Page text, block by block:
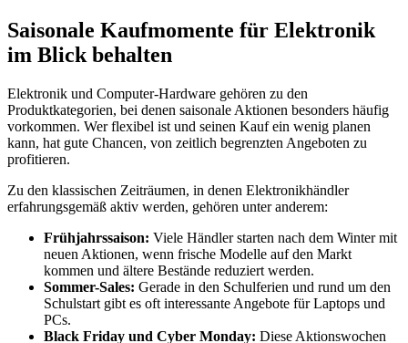
Saisonale Kaufmomente für Elektronik
im Blick behalten
Elektronik und Computer-Hardware gehören zu den
Produktkategorien, bei denen saisonale Aktionen besonders häufig
vorkommen. Wer flexibel ist und seinen Kauf ein wenig planen
kann, hat gute Chancen, von zeitlich begrenzten Angeboten zu
profitieren.
Zu den klassischen Zeiträumen, in denen Elektronikhändler
erfahrungsgemäß aktiv werden, gehören unter anderem:
Frühjahrssaison: Viele Händler starten nach dem Winter mit
neuen Aktionen, wenn frische Modelle auf den Markt
kommen und ältere Bestände reduziert werden.
Sommer-Sales: Gerade in den Schulferien und rund um den
Schulstart gibt es oft interessante Angebote für Laptops und
PCs.
Black Friday und Cyber Monday: Diese Aktionswochen